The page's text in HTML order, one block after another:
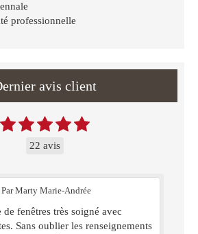
professionnelle
avis client
22 avis
Par Marty Marie-Andrée
fenêtres très soigné avec
Sans oublier les renseignements